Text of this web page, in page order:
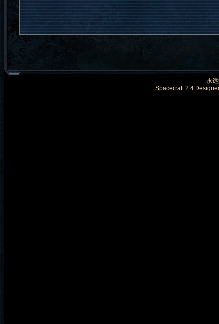
永
Spacecraft 2.4